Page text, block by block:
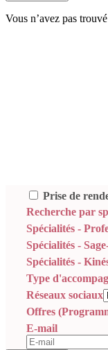
Vous n’avez pas
Prise de
Recherche par
Spécialités -
Spécialités -
Spécialités -
Type
Réseaux sociaux
Offres
E-mail